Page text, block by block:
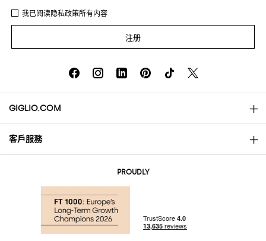
我已阅读隐私政策所有内容
注册
GIGLIO.COM
About
Community Store
客戶服務
退货与退款
PROUDLY